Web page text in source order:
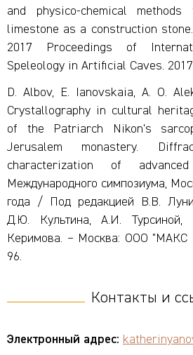
and physico-chemical
limestone as a construction stone.
2017 Proceedings of
Speleology in Artificial Caves.
D. Albov, E. Ianovskaia, A. O.
Crystallography in cultural
of the Patriarch Nikon's
Jerusalem monastery.
characterization of
Международного симпозиума,
года / Под редакцией В.В.
Д.Ю. Культина, А.И.
Керимова. – Москва: ООО "МАКС
96.
Контакты и
Электронный адрес: